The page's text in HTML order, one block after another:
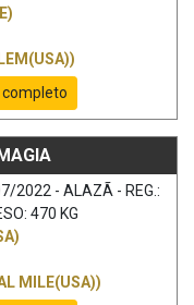
completo
2022 - ALAZÃ - REG.:
470 KG
MILE(USA))